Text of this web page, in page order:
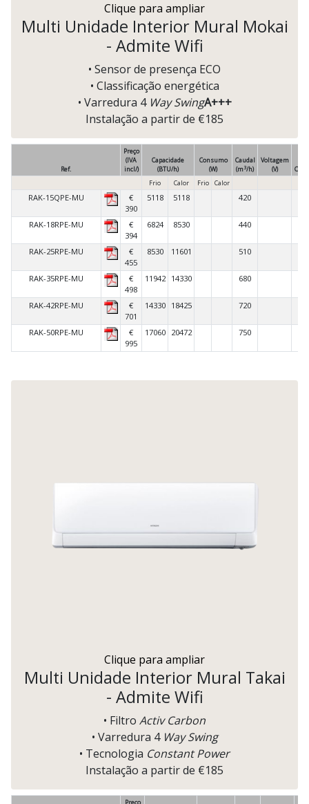
Clique para ampliar
Multi Unidade Interior Mural Mokai
- Admite Wifi
• Sensor de presença ECO
• Classificação energética
• Varredura 4 Way SwingA+++
Instalação a partir de €185
Ref.
Preço
(IVA
incl/)
Capacidade
(BTU/h)
Consumo
(W)
Caudal
(m3/h)
Voltagem
(V)
Frio
Calor Frio Calor
RAK-15QPE-MU
€
390
5118 5118 420
RAK-18RPE-MU
€
394
6824 8530 440
RAK-25RPE-MU
€
455
8530 11601 510
RAK-35RPE-MU
€
498
11942 14330 680
RAK-42RPE-MU
€
701
14330 18425 720
RAK-50RPE-MU
€
995
17060 20472 750
Clique para ampliar
Multi Unidade Interior Mural Takai
- Admite Wifi
• Filtro Activ Carbon
• Varredura 4 Way Swing
• Tecnologia Constant Power
Instalação a partir de €185